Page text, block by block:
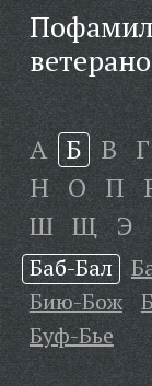
А Б В Г
Н О П
Ш Щ Э
Баб-Бал
Бию-Бож
Буф-Бье